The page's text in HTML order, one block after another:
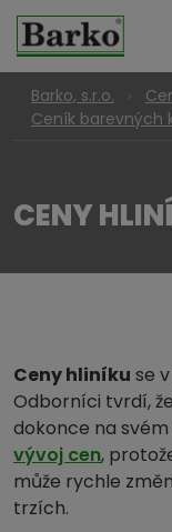
Barko, s.r.o.
Ceník barevných
CENY
Ceny hliníku se
Odborníci tvrdí,
dokonce na
vývoj cen,
může rychle
trzích.